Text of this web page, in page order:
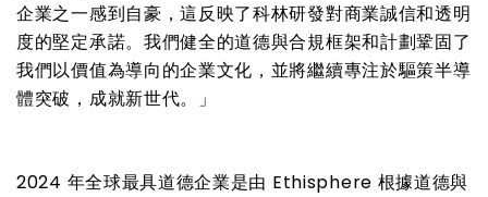
企業之一感到自豪，這反映了科林研發對商業誠信和透明
度的堅定承諾。我們健全的道德與合規框架和計劃鞏固了
我們以價值為導向的企業文化，並將繼續專注於驅策半導
體突破，成就新世代。」
2024 年全球最具道德企業是由 Ethisphere 根據道德與